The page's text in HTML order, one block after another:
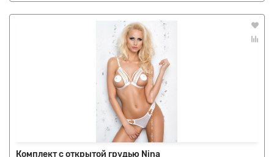
Комплект с открытой грудью Nina